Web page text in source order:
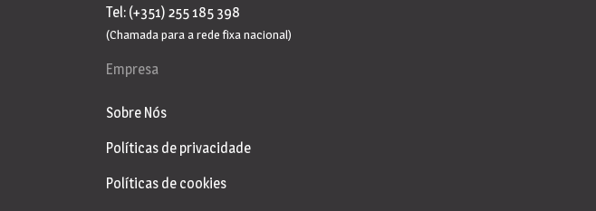
Tel: (+351) 255 185 398
(Chamada para a rede fixa nacional)
Empresa
Sobre Nós
Políticas de privacidade
Políticas de cookies